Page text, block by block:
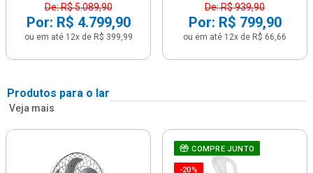
De: R$ 5.089,90
Por: R$ 4.799,90
ou em até 12x de R$ 399,99
De: R$ 939,90
Por: R$ 799,90
ou em até 12x de R$ 66,66
Produtos para o lar
Veja mais
COMPRE JUNTO
-20%